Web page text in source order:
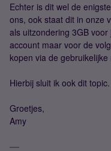
Echter is dit wel de
ons, ook staat dit in onze
als uitzondering 3GB
account maar voor de
kopen via de gebruikelijke
Hierbij sluit ik ook dit topic.
Groetjes,
Amy